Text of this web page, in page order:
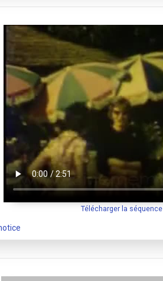
Télécharger la séquence